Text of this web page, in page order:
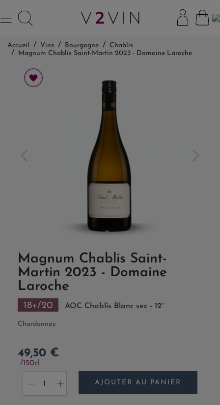
Accueil Vins Bourgogne
Chablis
Magnum Chablis Saint-Martin 2023 - Domaine Laroche
Magnum Chablis Saint-
Martin 2023 - Domaine
Laroche
18+/20 AOC Chablis Blanc sec - 12°
Chardonnay
49,50 €
150cl
- + AJOUTER AU PANIER